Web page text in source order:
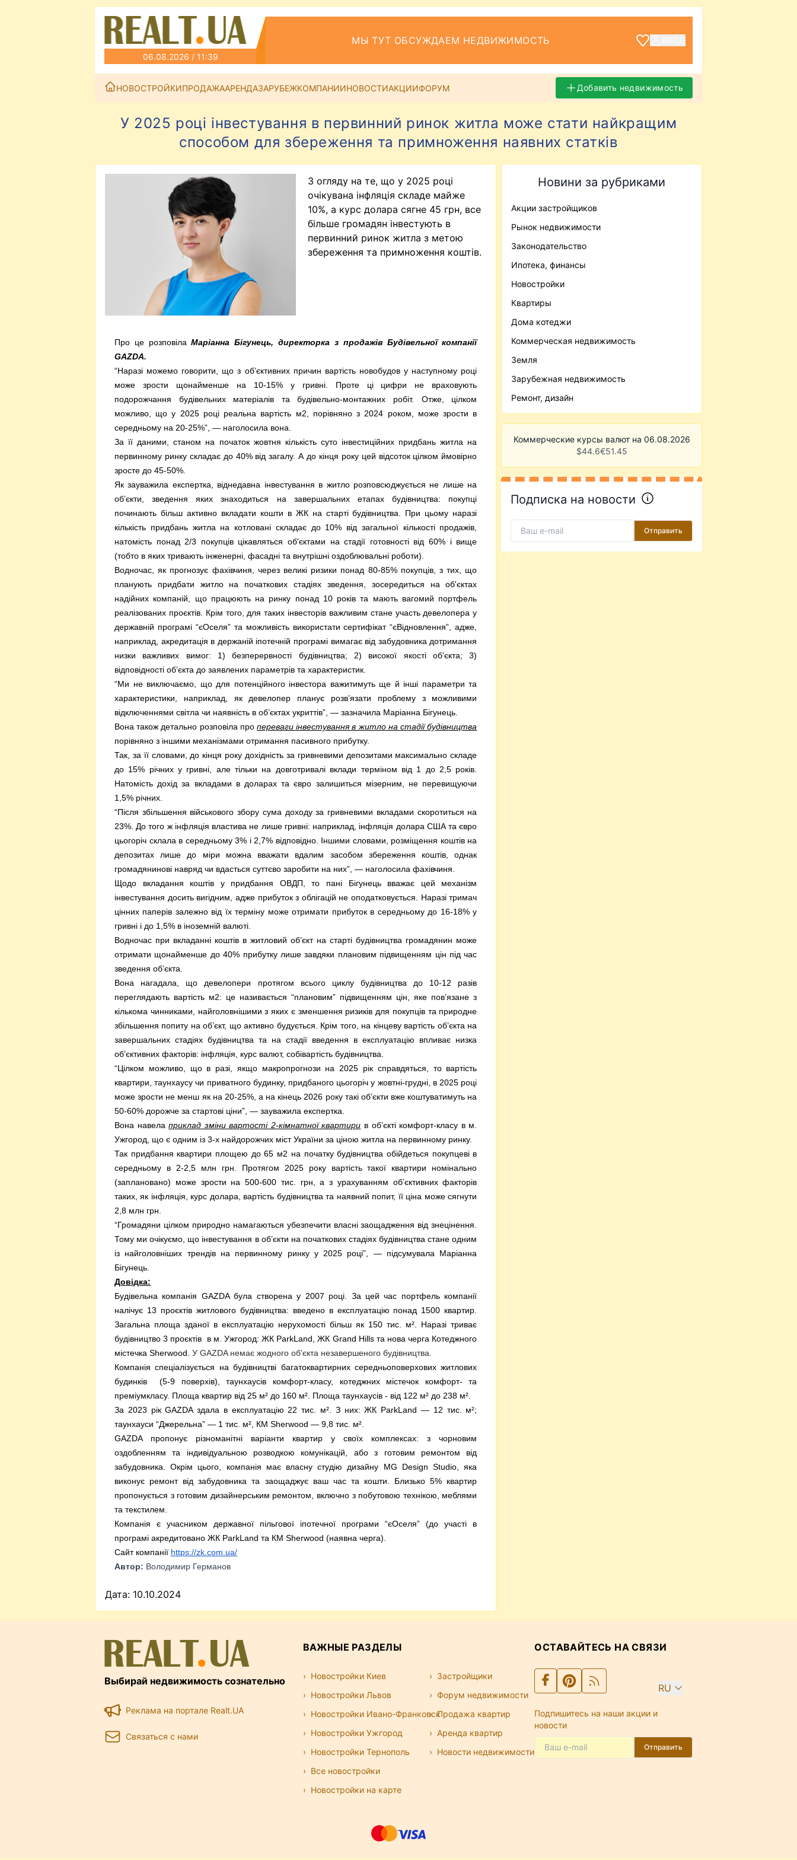
06.08.2026 / 11:39
МЫ ТУТ ОБСУЖДАЕМ НЕДВИЖИМОСТЬ
НОВОСТРОЙКИПРОДАЖААРЕНДАЗАРУБЕЖКОМПАНИИНОВОСТИАКЦИИФОРУМ Добавить недвижимость
У 2025 році інвестування в первинний ринок житла може стати найкращим
способом для збереження та примноження наявних статків
З огляду на те, що у 2025 році
очікувана інфляція складе майже
10%, а курс долара сягне 45 грн, все
більше громадян інвестують в
первинний ринок житла з метою
збереження та примноження коштів.
Про це розповілаМаріанна Бігунець, директорка з продажів Будівельної компанії
GAZDA.
“Наразі можемо говорити, що з об’єктивних причин вартість новобудов у наступному році
може зрости щонайменше на 10-15% у гривні. Проте ці цифри не враховують
подорожчання будівельних матеріалів та будівельно-монтажних робіт. Отже, цілком
можливо, що у 2025 році реальна вартість м2, порівняно з 2024 роком, може зрости в
середньому на 20-25%”, — наголосила вона.
За її даними, станом на початок жовтня кількість суто інвестиційних придбань житла на
первинному ринку складає до 40% від загалу. А до кінця року цей відсоток цілком ймовірно
зросте до 45-50%.
Як зауважила експертка, віднедавна інвестування в житло розповсюджується не лише на
об’єкти, зведення яких знаходиться на завершальних етапах будівництва: покупці
починають більш активно вкладати кошти в ЖК на старті будівництва. При цьому наразі
кількість придбань житла на котловані складає до 10% від загальної кількості продажів,
натомість понад 2/3 покупців цікавляться об'єктами на стадії готовності від 60% і вище
(тобто в яких тривають інженерні, фасадні та внутрішні оздоблювальні роботи).
Водночас, як прогнозує фахівчиня, через великі ризики понад 80-85% покупців, з тих, що
планують придбати житло на початкових стадіях зведення, зосередиться на об'єктах
надійних компаній, що працюють на ринку понад 10 років та мають вагомий портфель
реалізованих проєктів. Крім того, для таких інвесторів важливим стане участь девелопера у
державній програмі “єОселя” та можливість використати сертифікат “єВідновлення”, адже,
наприклад, акредитація в держаній іпотечній програмі вимагає від забудовника дотримання
низки важливих вимог: 1) безперервності будівництва; 2) високої якості об’єкта; 3)
відповідності об’єкта до заявлених параметрів та характеристик.
“Ми не виключаємо, що для потенційного інвестора важитимуть ще й інші параметри та
характеристики, наприклад, як девелопер планує розв’язати проблему з можливими
відключеннями світла чи наявність в об’єктах укриттів”, — зазначила Маріанна Бігунець.
Вона також детально розповіла пропереваги інвестування в житло на стадії будівництва
порівняно з іншими механізмами отримання пасивного прибутку.
Так, за її словами, до кінця року дохідність за гривневими депозитами максимально складе
до 15% річних у гривні, але тільки на довготривалі вклади терміном від 1 до 2,5 років.
Натомість дохід за вкладами в доларах та євро залишиться мізерним, не перевищуючи
1,5% річних.
“Після збільшення військового збору сума доходу за гривневими вкладами скоротиться на
23%. До того ж інфляція властива не лише гривні: наприклад, інфляція долара США та євро
цьогоріч склала в середньому 3% і 2,7% відповідно. Іншими словами, розміщення коштів на
депозитах лише до міри можна вважати вдалим засобом збереження коштів, однак
громадянинові навряд чи вдасться суттєво заробити на них”, — наголосила фахівчиня.
Щодо вкладання коштів у придбання ОВДП, то пані Бігунець вважає цей механізм
інвестування досить вигідним, адже прибуток з облігацій не оподатковується. Наразі тримач
цінних паперів залежно від їх терміну може отримати прибуток в середньому до 16-18% у
гривні і до 1,5% в іноземній валюті.
Водночас при вкладанні коштів в житловий об’єкт на старті будівництва громадянин може
отримати щонайменше до 40% прибутку лише завдяки плановим підвищенням цін під час
зведення об’єкта.
Вона нагадала, що девелопери протягом всього циклу будівництва до 10-12 разів
переглядають вартість м2: це називається “плановим” підвищенням цін, яке пов’язане з
кількома чинниками, найголовнішими з яких є зменшення ризиків для покупців та природне
збільшення попиту на об’єкт, що активно будується. Крім того, на кінцеву вартість об’єкта на
завершальних стадіях будівництва та на стадії введення в експлуатацію впливає низка
об’єктивних факторів: інфляція, курс валют, собівартість будівництва.
“Цілком можливо, що в разі, якщо макропрогнози на 2025 рік справдяться, то вартість
квартири, таунхаусу чи приватного будинку, придбаного цьогоріч у жовтні-грудні, в 2025 році
може зрости не менш як на 20-25%, а на кінець 2026 року такі об’єкти вже коштуватимуть на
50-60% дорожче за стартові ціни”, — зауважила експертка.
Вона навелаприклад зміни вартості 2-кімнатної квартири в об’єкті комфорт-класу в м.
Ужгород, що є одним із 3-х найдорожчих міст України за ціною житла на первинному ринку.
Так придбання квартири площею до 65 м2 на початку будівництва обійдеться покупцеві в
середньому в 2-2,5 млн грн. Протягом 2025 року вартість такої квартири номінально
(заплановано) може зрости на 500-600 тис. грн, а з урахуванням об’єктивних факторів
таких, як інфляція, курс долара, вартість будівництва та наявний попит, її ціна може сягнути
2,8 млн грн.
“Громадяни цілком природно намагаються убезпечити власні заощадження від знецінення.
Тому ми очікуємо, що інвестування в об’єкти на початкових стадіях будівництва стане одним
із найголовніших трендів на первинному ринку у 2025 році”, — підсумувала Маріанна
Бігунець.
Довідка:
Будівельна компанія GAZDA була створена у 2007 році. За цей час портфель компанії
налічує 13 проєктів житлового будівництва: введено в експлуатацію понад 1500 квартир.
Загальна площа зданої в експлуатацію нерухомості більш як 150 тис. м². Наразі триває
будівництво 3 проєктів в м. Ужгород: ЖК ParkLand, ЖК Grand Hills та нова черга Котеджного
містечка Sherwood. У GAZDA немає жодного об'єкта незавершеного будівництва.
Компанія спеціалізується на будівництві багатоквартирних середньоповерхових житлових
будинків (5-9 поверхів), таунхаусів комфорт-класу, котеджних містечок комфорт- та
преміумкласу. Площа квартир від 25 м² до 160 м². Площа таунхаусів - від 122 м² до 238 м².
За 2023 рік GAZDA здала в експлуатацію 22 тис. м². З них: ЖК ParkLand — 12 тис. м²;
таунхауси “Джерельна” — 1 тис. м², КМ Sherwood — 9,8 тис. м².
GAZDA пропонує різноманітні варіанти квартир у своїх комплексах: з чорновим
оздобленням та індивідуальною розводкою комунікацій, або з готовим ремонтом від
забудовника. Окрім цього, компанія має власну студію дизайну MG Design Studio, яка
виконує ремонт від забудовника та заощаджує ваш час та кошти. Близько 5% квартир
пропонується з готовим дизайнерським ремонтом, включно з побутовою технікою, меблями
та текстилем.
Компанія є учасником державної пільгової іпотечної програми “єОселя” (до участі в
програмі акредитовано ЖК ParkLand та КМ Sherwood (наявна черга).
Сайт компанії https://zk.com.ua/
Автор: Володимир Германов
Дата: 10.10.2024
Новини за рубриками
Акции застройщиков
Рынок недвижимости
Законодательство
Ипотека, финансы
Новостройки
Квартиры
Дома котеджи
Коммерческая недвижимость
Земля
Зарубежная недвижимость
Ремонт, дизайн
Коммерческие курсы валют на 06.08.2026
$44.6€51.45
Подписка на новости
Отправить
Выбирай недвижимость сознательно
Реклама на портале Realt.UA
Связаться с нами
ВАЖНЫЕ РАЗДЕЛЫ
Новостройки Киев
Новостройки Львов
Новостройки Ивано-Франковск
Новостройки Ужгород
Новостройки Тернополь
Все новостройки
Новостройки на карте
Застройщики
Форум недвижимости
Продажа квартир
Аренда квартир
Новости недвижимости
ОСТАВАЙТЕСЬ НА СВЯЗИ
RU
Подпишитесь на наши акции и
новости
Отправить